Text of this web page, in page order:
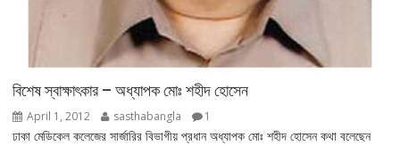
বিশেষ স্বাক্ষাৎকার – অধ্যাপক মোঃ শহীদ হোসেন
April 1, 2012 sasthabangla 1
ঢাকা মেডিকেল কলেজের সার্জারির বিভাগীয় প্রধান অধ্যাপক মোঃ শহীদ হোসেন কথা বলেছেন